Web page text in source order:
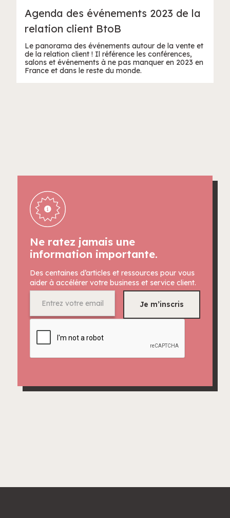
Agenda des événements 2023 de la
relation client BtoB
Le panorama des événements autour de la vente et
de la relation client ! Il référence les conférences,
salons et événements à ne pas manquer en 2023 en
France et dans le reste du monde.
Ne ratez jamais une
information importante.
Des centaines d’articles et ressources pour vous
aider à accélérer votre business et service client.